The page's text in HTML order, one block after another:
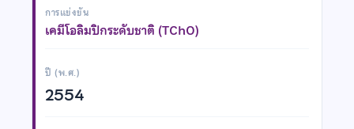
การแข่งขัน
เคมีโอลิมปิกระดับชาติ (TChO)
ปี (พ.ศ.)
2554